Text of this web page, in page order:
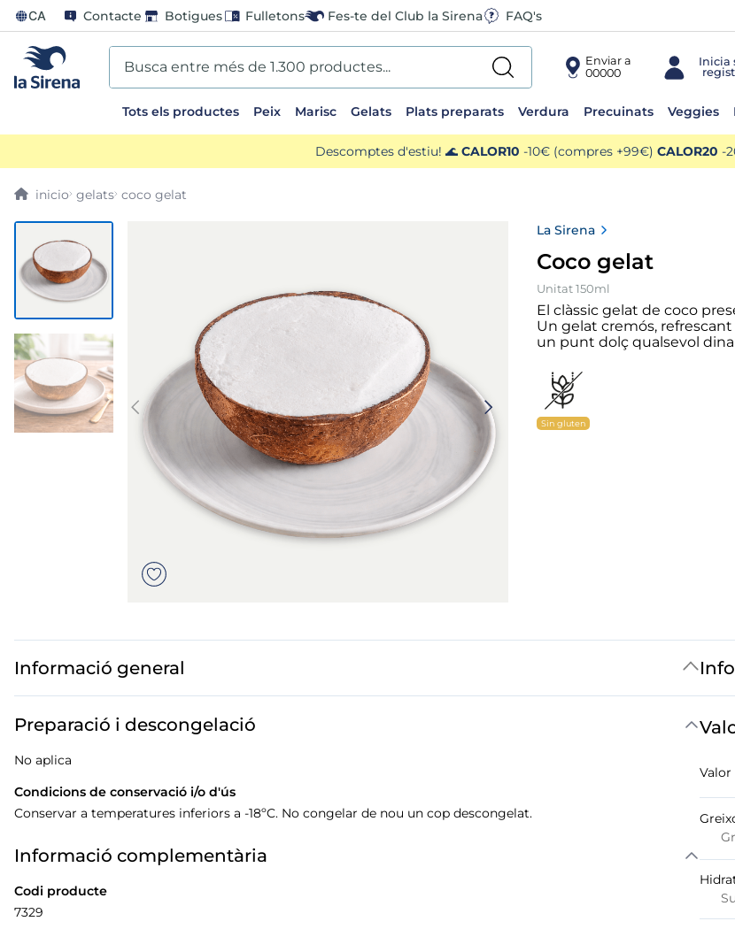
CA Contacte Botigues Fulletons Fes-te del Club la Sirena FAQ's
Busca entre més de 1.300 productes...
Enviar a
00000
Tots els productes Peix Marisc Gelats Plats preparats Verdura Precuinats Veggies
Descomptes d'estiu! 🌊 CALOR10 -10€ (compres +99€) CALOR20 -
gelats coco gelat
La Sirena
Coco gelat
Unitat 150ml
El clàssic gelat de coco
Un gelat cremós,
un punt dolç qualsevol
Sin gluten
Informació general
Preparació i descongelació
No aplica
Condicions de conservació i/o d'ús
Conservar a temperatures inferiors a -18ºC. No congelar de nou un cop descongelat.
Informació complementària
Codi producte
7329
sirena
paella